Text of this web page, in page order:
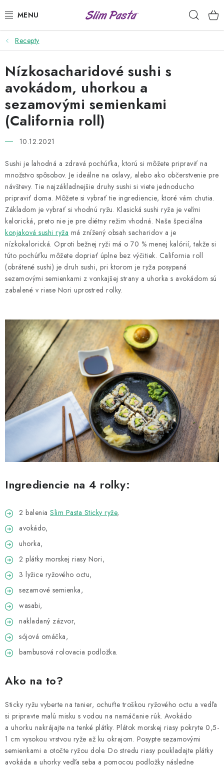
na
PRÍLOHY
HOTOVÉ JEDLÁ
DRESINGY
VÝHODNÉ BALÍČKY
USUI
DIÉTNE PLÁNY
RECEPTY
MAGAZÍN
KONTAKTY
USUI
SLIM PASTA
Čo je Slim Pasta Naši ambasádori Vernostný program
Recepty
Nízkosacharidové sushi s
avokádom, uhorkou a
sezamovými semienkami
(California roll)
10.12.2021
Sushi je lahodná a zdravá pochúťka, ktorú si môžete pripraviť na
množstvo spôsobov. Je ideálne na oslavy, alebo ako občerstvenie pre
návštevy. Tie najzákladnejšie druhy sushi si viete jednoducho
pripraviť doma. Môžete si vybrať tie ingrediencie, ktoré vám chutia.
Základom je vybrať si vhodnú ryžu. Klasická sushi ryža je veľmi
kalorická, preto nie je pre diétny režim vhodná. Naša špeciálna
konjaková sushi ryža má znížený obsah sacharidov a je
nízkokalorická. Oproti bežnej ryži má o 70 % menej kalórií, takže si
túto pochúťku môžete dopriať úplne bez výčitiek. California roll
(obrátené sushi) je druh sushi, pri ktorom je ryža posypaná
sezamovými semienkami z vonkajšej strany a uhorka s avokádom sú
zabalené v riase Nori uprostred rolky.
Ingrediencie na 4 rolky:
2 balenia Slim Pasta Sticky ryže,
avokádo,
uhorka,
2 plátky morskej riasy Nori,
3 lyžice ryžového octu,
sezamové semienka,
wasabi,
nakladaný zázvor,
sójová omáčka,
bambusová rolovacia podložka.
Ako na to?
Sticky ryžu vyberte na tanier, ochuťte troškou ryžového octu a vedľa
si pripravte malú misku s vodou na namáčanie rúk. Avokádo
a uhorku nakrájajte na tenké plátky. Plátok morskej riasy pokryte 0,5-
1 cm vysokou vrstvou ryže až ku okrajom. Posypte sezamovými
semienkami a otočte ryžou dole. Do stredu riasy poukladajte plátky
avokáda a uhorky vedľa seba a pomocou podložky následne